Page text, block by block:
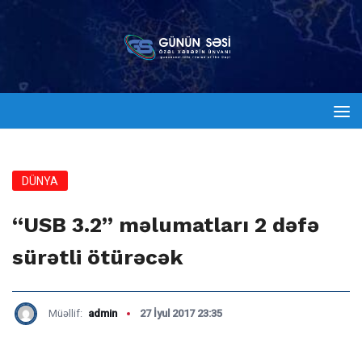
DÜNYA
“USB 3.2” məlumatları 2 dəfə
sürətli ötürəcək
Müəllif: admin 27 İyul 2017 23:35